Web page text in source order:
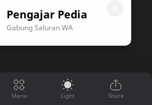
fungsi
Pengajar Pedia
Gabung Saluran WA